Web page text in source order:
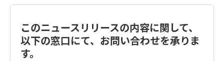
このニュースリリースの内容に関して、
以下の窓口にて、お問い合わせを承りま
す。